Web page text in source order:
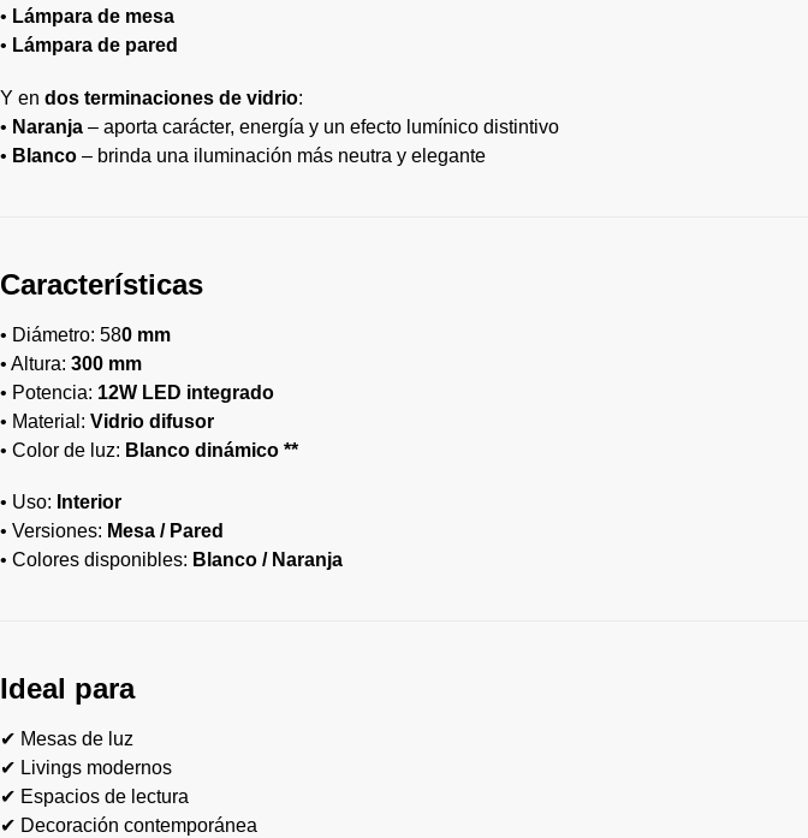
• Lámpara de mesa
• Lámpara de pared
Y en dos terminaciones de vidrio:
• Naranja – aporta carácter, energía y un efecto lumínico distintivo
• Blanco – brinda una iluminación más neutra y elegante
Características
• Diámetro: 580 mm
• Altura: 300 mm
• Potencia: 12W LED integrado
• Material: Vidrio difusor
• Color de luz: Blanco dinámico **
• Uso: Interior
• Versiones: Mesa / Pared
• Colores disponibles: Blanco / Naranja
Ideal para
✔ Mesas de luz
✔ Livings modernos
✔ Espacios de lectura
✔ Decoración contemporánea